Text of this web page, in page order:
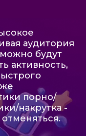
аудитория
будут
активность,
порно/
накрутка -